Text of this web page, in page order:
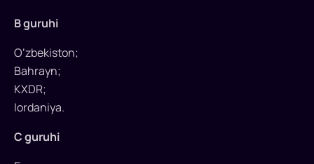
bo‘yicha
yilgi
Osiyo
kubogi
uchun
tashlandi.
O‘zbekiston
B guruhi
O‘zbekiston;
Bahrayn;
KXDR;
Iordaniya.
C guruhi